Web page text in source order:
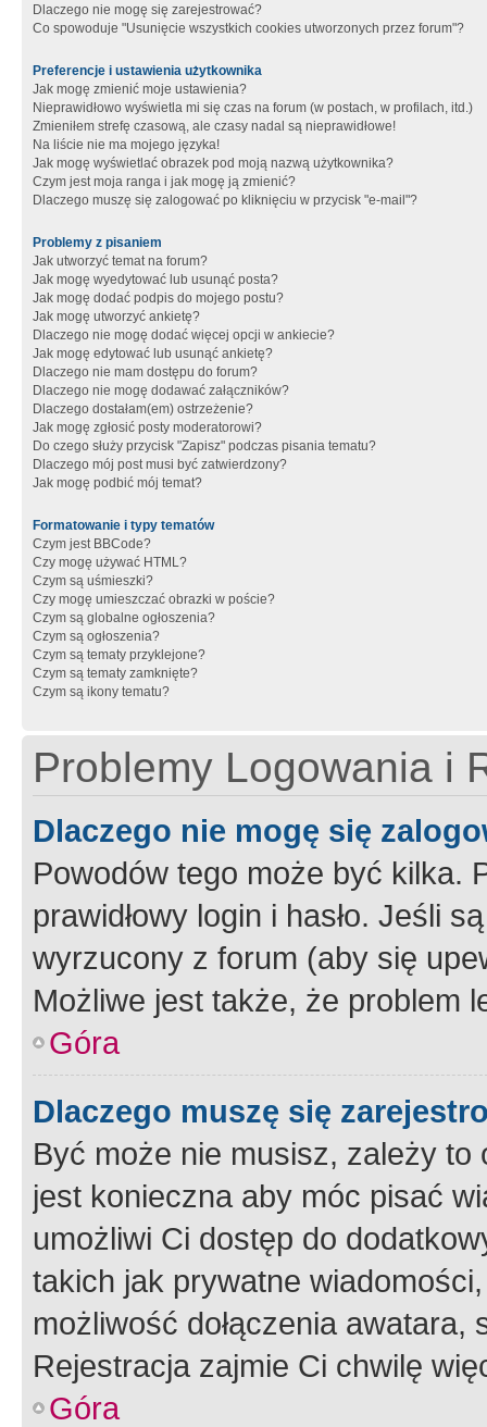
Dlaczego nie mogę się zarejestrować?
Co spowoduje "Usunięcie wszystkich cookies utworzonych przez forum"?
Preferencje i ustawienia użytkownika
Jak mogę zmienić moje ustawienia?
Nieprawidłowo wyświetla mi się czas na forum (w postach, w profilach, itd.)
Zmieniłem strefę czasową, ale czasy nadal są nieprawidłowe!
Na liście nie ma mojego języka!
Jak mogę wyświetlać obrazek pod moją nazwą użytkownika?
Czym jest moja ranga i jak mogę ją zmienić?
Dlaczego muszę się zalogować po kliknięciu w przycisk "e-mail"?
Problemy z pisaniem
Jak utworzyć temat na forum?
Jak mogę wyedytować lub usunąć posta?
Jak mogę dodać podpis do mojego postu?
Jak mogę utworzyć ankietę?
Dlaczego nie mogę dodać więcej opcji w ankiecie?
Jak mogę edytować lub usunąć ankietę?
Dlaczego nie mam dostępu do forum?
Dlaczego nie mogę dodawać załączników?
Dlaczego dostałam(em) ostrzeżenie?
Jak mogę zgłosić posty moderatorowi?
Do czego służy przycisk "Zapisz" podczas pisania tematu?
Dlaczego mój post musi być zatwierdzony?
Jak mogę podbić mój temat?
Formatowanie i typy tematów
Czym jest BBCode?
Czy mogę używać HTML?
Czym są uśmieszki?
Czy mogę umieszczać obrazki w poście?
Czym są globalne ogłoszenia?
Czym są ogłoszenia?
Czym są tematy przyklejone?
Czym są tematy zamknięte?
Czym są ikony tematu?
Problemy Logowania i
Dlaczego nie mogę się
Powodów tego może być kilka.
prawidłowy login i hasło. Jeśli
wyrzucony z forum (aby się
Możliwe jest także, że problem
Góra
Dlaczego muszę się
Być może nie musisz, zależy
jest konieczna aby móc pisać
umożliwi Ci dostęp do
takich jak prywatne
możliwość dołączenia
Rejestracja zajmie Ci chwilę
Góra